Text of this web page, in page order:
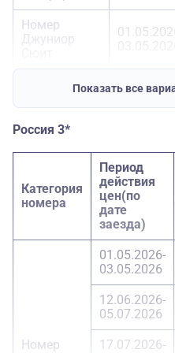
Номер
Джуниор
Показать все
Россия 3*
Категория
номера
Период
действия
цен(по
дате
заезда)
Номер
01.05.2026-
03.05.2026
12.06.2026-
05.07.2026
17.07.2026-